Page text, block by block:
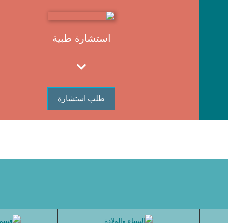
استشارة طبية
طلب استشارة